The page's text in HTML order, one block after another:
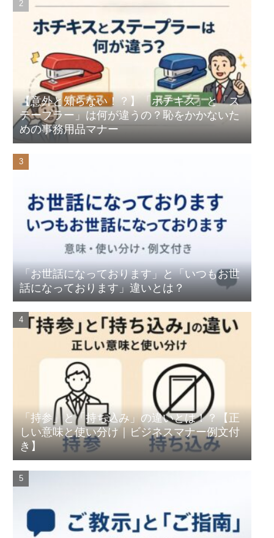
【意外と知らない！？】「ホチキス」と「ス
テープラー」は何が違うの？恥をかかないた
めの事務用品マナー
「お世話になっております」と「いつもお世
話になっております」違いとは？
「持参」と「持ち込み」の違いとは！？【正
しい意味と使い分け｜ビジネスマナー例文付
き】